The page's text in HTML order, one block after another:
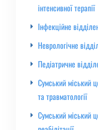
інтенсивної терапії
Інфекційне
Неврологічне
Педіатричне
Сумський міський
та травматології
Сумський міський